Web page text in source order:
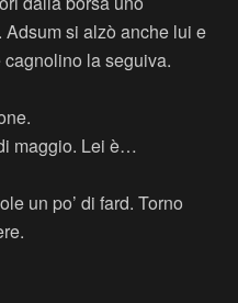
si alzò anche lui e
la seguiva.
maggio. Lei è…
un po’ di fard. Torno